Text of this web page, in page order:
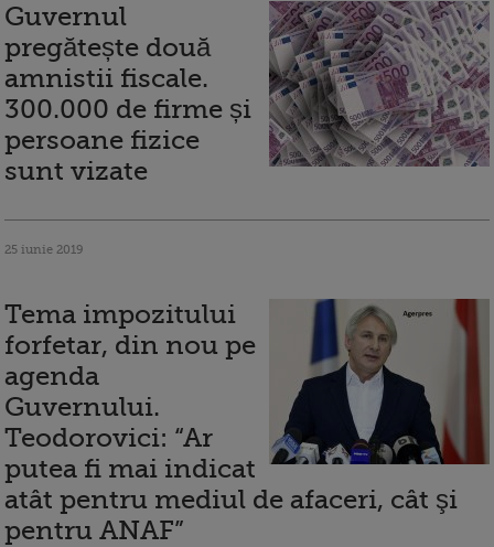
Guvernul
pregătește două
amnistii fiscale.
300.000 de firme și
persoane fizice
sunt vizate
25 iunie 2019
Tema impozitului
forfetar, din nou pe
agenda
Guvernului.
Teodorovici: “Ar
putea fi mai indicat
atât pentru mediul de afaceri, cât şi
pentru ANAF”